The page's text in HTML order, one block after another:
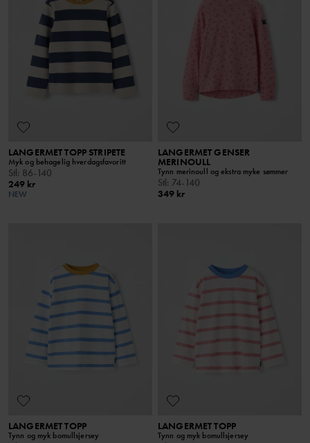
LANGERMET TOPP STRIPETE
Myk og behagelig hverdagsfavoritt
Stl : 86-140
249 kr
NEW
LANGERMET GENSER
MERINOULL
Tynn merinoull og ekstra myke sømmer
Stl : 74-140
349 kr
LANGERMET TOPP
Tynn og myk bomullsjersey
LANGERMET TOPP
Tynn og myk bomullsjersey